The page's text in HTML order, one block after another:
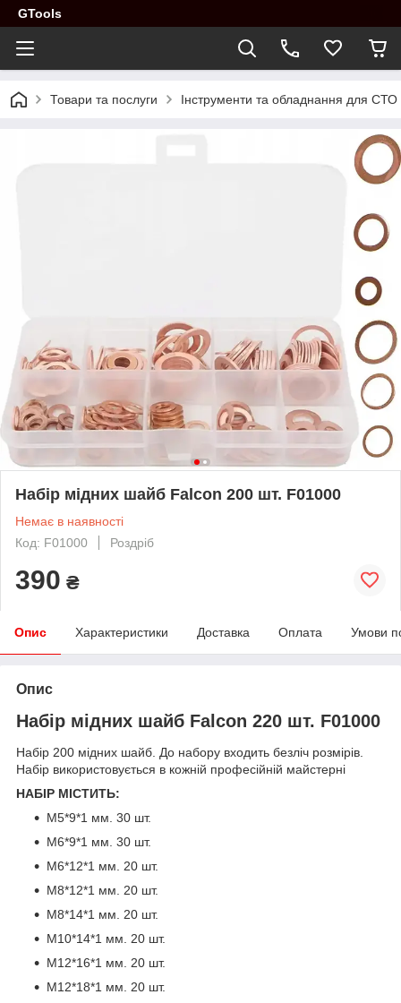
GTools
Товари та послуги Інструменти та обладнання для СТО
Набір мідних шайб Falcon 200 шт. F01000
Немає в наявності
Код: F01000
Роздріб
390 ₴
Опис Характеристики Доставка Оплата Умови
Опис
Набір мідних шайб Falcon 220 шт. F01000
Набір 200 мідних шайб. До набору входить безліч розмірів.
Набір використовується в кожній професійній майстерні
НАБІР МІСТИТЬ:
М5*9*1 мм. 30 шт.
М6*9*1 мм. 30 шт.
М6*12*1 мм. 20 шт.
М8*12*1 мм. 20 шт.
М8*14*1 мм. 20 шт.
М10*14*1 мм. 20 шт.
М12*16*1 мм. 20 шт.
М12*18*1 мм. 20 шт.